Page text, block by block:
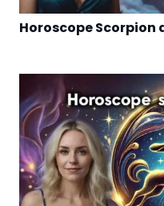
Horoscope Scorpion